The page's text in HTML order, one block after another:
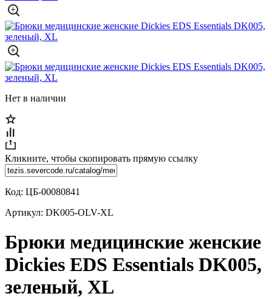
Нет в наличии
Кликните, чтобы скопировать прямую ссылку
Код: ЦБ-00080841
Артикул: DK005-OLV-XL
Брюки медицинские женские
Dickies EDS Essentials DK005,
зеленый, XL